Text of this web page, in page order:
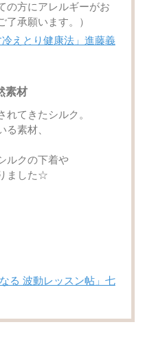
の方にアレルギーがお
承願います。）
冷えとり健康法」進藤義
素材
てきたシルク。
素材、
ルクの下着や
ました☆
る 波動レッスン帖」七